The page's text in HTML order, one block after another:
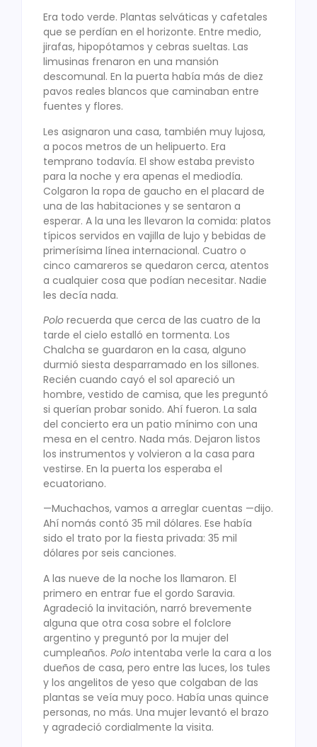
Era todo verde. Plantas selváticas y cafetales
que se perdían en el horizonte. Entre medio,
jirafas, hipopótamos y cebras sueltas. Las
limusinas frenaron en una mansión
descomunal. En la puerta había más de diez
pavos reales blancos que caminaban entre
fuentes y flores.
Les asignaron una casa, también muy lujosa,
a pocos metros de un helipuerto. Era
temprano todavía. El show estaba previsto
para la noche y era apenas el mediodía.
Colgaron la ropa de gaucho en el placard de
una de las habitaciones y se sentaron a
esperar. A la una les llevaron la comida: platos
típicos servidos en vajilla de lujo y bebidas de
primerísima línea internacional. Cuatro o
cinco camareros se quedaron cerca, atentos
a cualquier cosa que podían necesitar. Nadie
les decía nada.
Polo recuerda que cerca de las cuatro de la
tarde el cielo estalló en tormenta. Los
Chalcha se guardaron en la casa, alguno
durmió siesta desparramado en los sillones.
Recién cuando cayó el sol apareció un
hombre, vestido de camisa, que les preguntó
si querían probar sonido. Ahí fueron. La sala
del concierto era un patio mínimo con una
mesa en el centro. Nada más. Dejaron listos
los instrumentos y volvieron a la casa para
vestirse. En la puerta los esperaba el
ecuatoriano.
—Muchachos, vamos a arreglar cuentas —dijo.
Ahí nomás contó 35 mil dólares. Ese había
sido el trato por la fiesta privada: 35 mil
dólares por seis canciones.
A las nueve de la noche los llamaron. El
primero en entrar fue el gordo Saravia.
Agradeció la invitación, narró brevemente
alguna que otra cosa sobre el folclore
argentino y preguntó por la mujer del
cumpleaños. Polo intentaba verle la cara a los
dueños de casa, pero entre las luces, los tules
y los angelitos de yeso que colgaban de las
plantas se veía muy poco. Había unas quince
personas, no más. Una mujer levantó el brazo
y agradeció cordialmente la visita.